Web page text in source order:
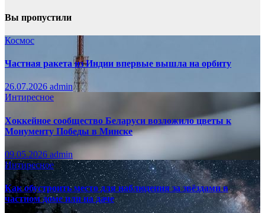
Вы пропустили
Космос
Частная ракета из Индии впервые вышла на орбиту
26.07.2026 admin
Интиресное
Хоккейное сообщество Беларуси возложило цветы к
Монументу Победы в Минске
09.05.2026 admin
Интиресное
Как обустроить место для наблюдения за звёздами в
частном доме или на даче